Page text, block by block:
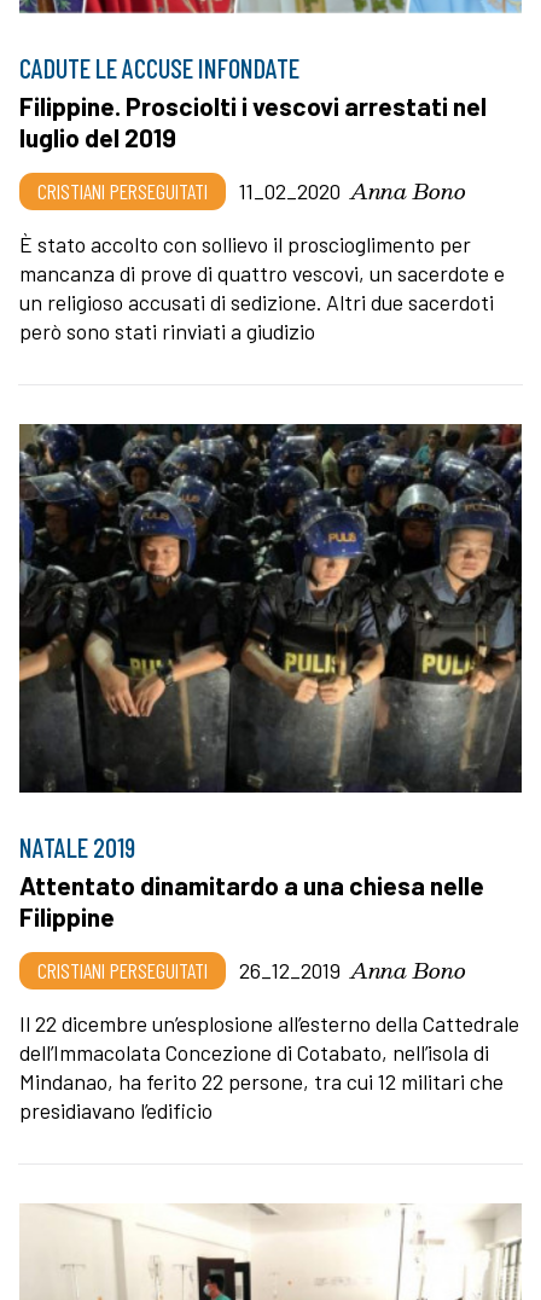
CADUTE LE ACCUSE INFONDATE
Filippine. Prosciolti i vescovi arrestati nel
luglio del 2019
CRISTIANI PERSEGUITATI 11_02_2020 Anna Bono
È stato accolto con sollievo il proscioglimento per
mancanza di prove di quattro vescovi, un sacerdote e
un religioso accusati di sedizione. Altri due sacerdoti
però sono stati rinviati a giudizio
NATALE 2019
Attentato dinamitardo a una chiesa nelle
Filippine
CRISTIANI PERSEGUITATI 26_12_2019 Anna Bono
Il 22 dicembre un’esplosione all’esterno della Cattedrale
dell’Immacolata Concezione di Cotabato, nell’isola di
Mindanao, ha ferito 22 persone, tra cui 12 militari che
presidiavano l’edificio